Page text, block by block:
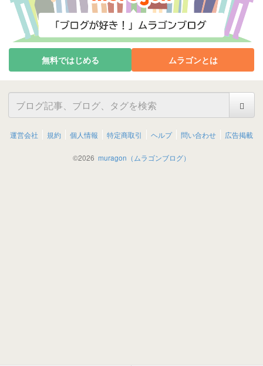
無料ではじめる ムラゴンとは
運営会社 規約 個人情報 特定商取引 ヘルプ 問い合わせ 広告掲載
©2026 muragon（ムラゴンブログ）